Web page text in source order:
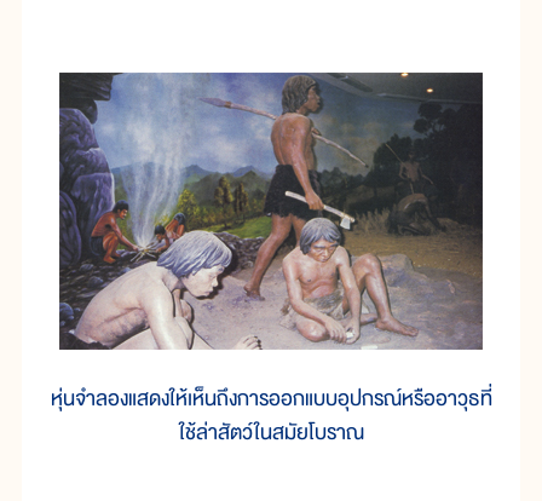
หุ่นจำลองแสดงให้เห็นถึงการออกแบบอุปกรณ์หรืออาวุธที่
ใช้ล่าสัตว์ในสมัยโบราณ